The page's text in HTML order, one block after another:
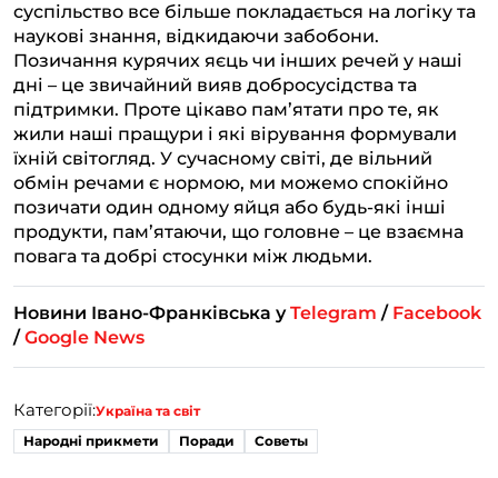
суспільство все більше покладається на логіку та
наукові знання, відкидаючи забобони.
Позичання курячих яєць чи інших речей у наші
дні – це звичайний вияв добросусідства та
підтримки. Проте цікаво пам’ятати про те, як
жили наші пращури і які вірування формували
їхній світогляд. У сучасному світі, де вільний
обмін речами є нормою, ми можемо спокійно
позичати один одному яйця або будь-які інші
продукти, пам’ятаючи, що головне – це взаємна
повага та добрі стосунки між людьми.
Новини Івано-Франківська уTelegram / Facebook
/Google News
Категорії:Україна та світ
Народні прикмети
Поради Советы